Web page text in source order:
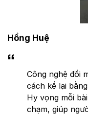
Hồng Huệ
Công nghệ đổi
cách kể lại
Hy vọng mỗi
chạm, giúp